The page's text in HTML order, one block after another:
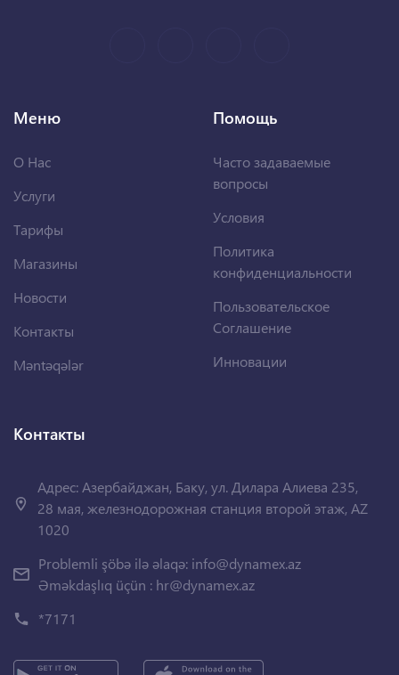
Меню
О Нас
Услуги
Тарифы
Магазины
Новости
Контакты
Məntəqələr
Помощь
Часто задаваемые
вопросы
Условия
Политика
конфиденциальности
Пользовательское
Соглашение
Инновации
Контакты
Адрес: Азербайджан, Баку, ул. Дилара Алиева 235,
28 мая, железнодорожная станция второй этаж, AZ
1020
Problemli şöbə ilə əlaqə: info@dynamex.az
Əməkdaşlıq üçün : hr@dynamex.az
*7171